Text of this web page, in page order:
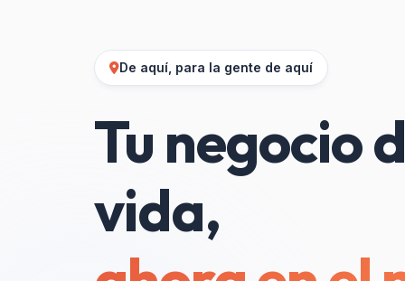
De aquí, para la gente de aquí
Tu negocio
vida,